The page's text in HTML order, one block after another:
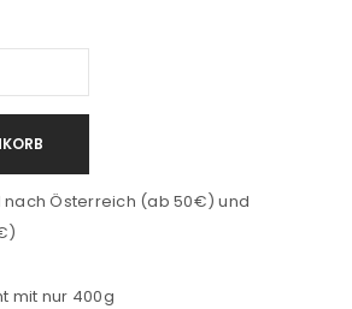
Österreich (ab 50€) und
mit nur 400g